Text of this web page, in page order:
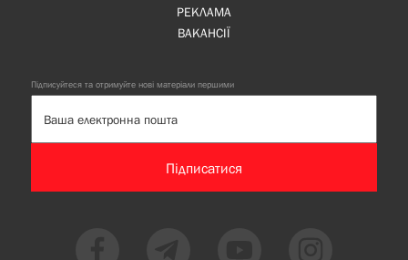
РЕКЛАМА
ВАКАНСІЇ
Підписуйтеся та отримуйте нові матеріали першими
Підписатися